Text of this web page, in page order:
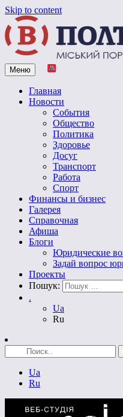
Skip to content
Vpoltave.info
Полтавский портал новостей
Меню
Главная
Новости
События
Общество
Политика
Здоровье
Досуг
Транспорт
Работа
Спорт
Финансы и бизнес
Галерея
Справочная
Афиша
Блоги
Юридические
Задай вопрос
Проекты
Пошук:
.
Ua
Ru
Ua
Ru